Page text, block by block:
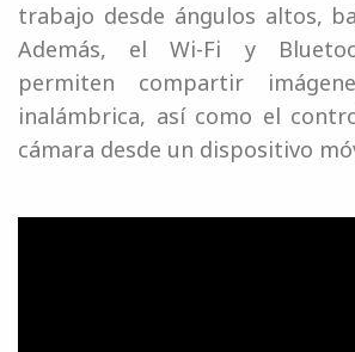
trabajo desde ángulos altos,
Además, el Wi-Fi y
permiten compartir
inalámbrica, así como el
cámara desde un dispositivo